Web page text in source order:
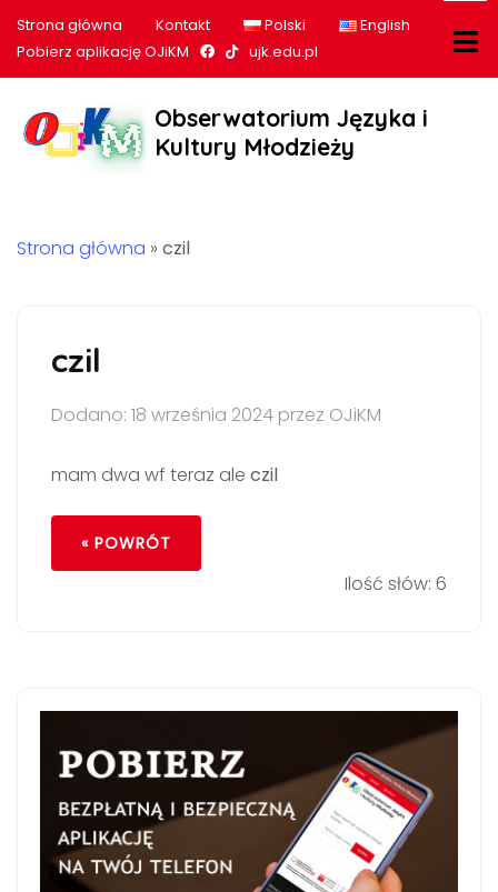
Strona główna Kontakt Polski
English
Pobierz aplikację OJiKM
Nasz profil na Facebook
Nasz profil na tiktok
ujk.edu.pl
Obserwatorium Języka i
Kultury Młodzieży
Strona główna » czil
czil
Dodano: 18 września 2024 przez OJiKM
mam dwa wf teraz ale czil
« POWRÓT
Ilość słów: 6